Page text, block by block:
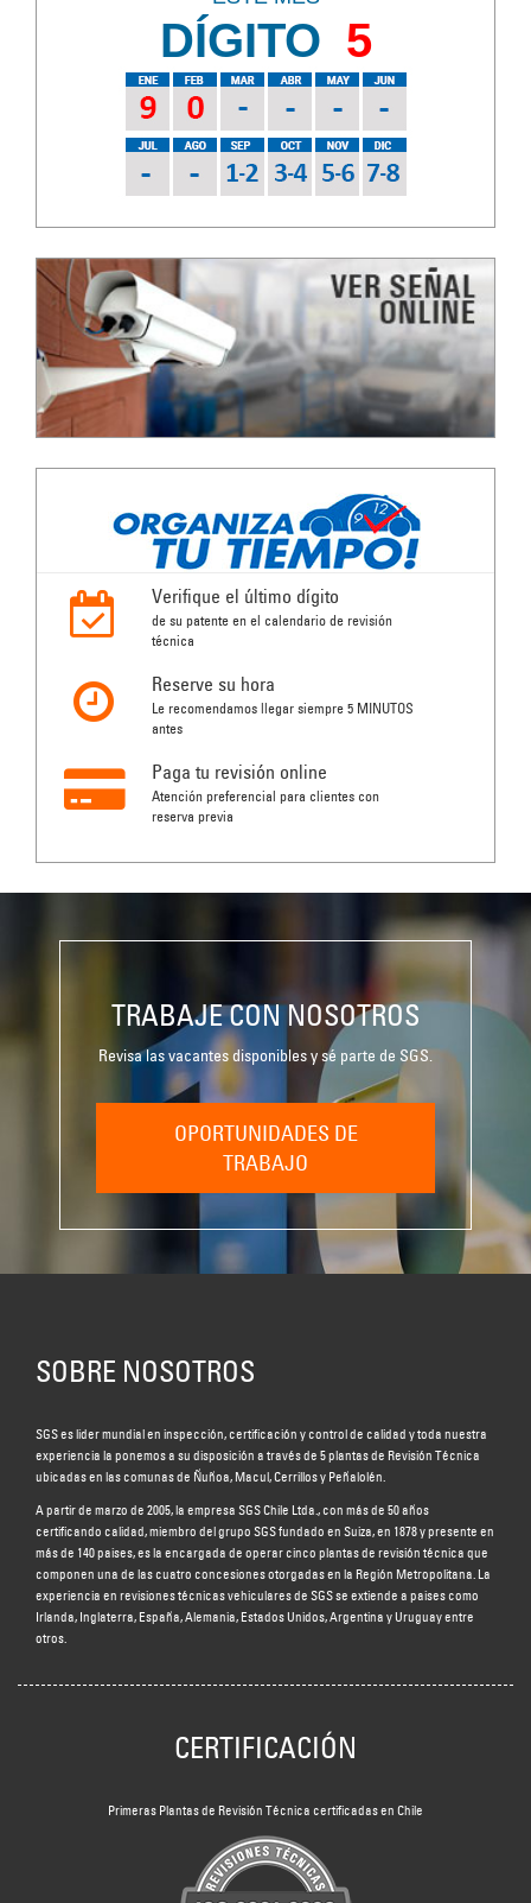
DÍGITO 5
Verifique el último dígito
de su patente en el calendario de revisión
técnica
Reserve su hora
Le recomendamos llegar siempre 5 MINUTOS
antes
Paga tu revisión online
Atención preferencial para clientes con
reserva previa
TRABAJE CON NOSOTROS
Revisa las vacantes disponibles y sé parte de SGS.
OPORTUNIDADES DE
TRABAJO
SOBRE NOSOTROS
SGS es líder mundial en inspección, certificación y control de calidad y toda nuestra
experiencia la ponemos a su disposición a través de 5 plantas de Revisión Técnica
ubicadas en las comunas de Ñuñoa, Macul, Cerrillos y Peñalolén.
A partir de marzo de 2005, la empresa SGS Chile Ltda., con más de 50 años
certificando calidad, miembro del grupo SGS fundado en Suiza, en 1878 y presente en
más de 140 países, es la encargada de operar cinco plantas de revisión técnica que
componen una de las cuatro concesiones otorgadas en la Región Metropolitana. La
experiencia en revisiones técnicas vehiculares de SGS se extiende a países como
Irlanda, Inglaterra, España, Alemania, Estados Unidos, Argentina y Uruguay entre
otros.
CERTIFICACIÓN
Primeras Plantas de Revisión Técnica certificadas en Chile